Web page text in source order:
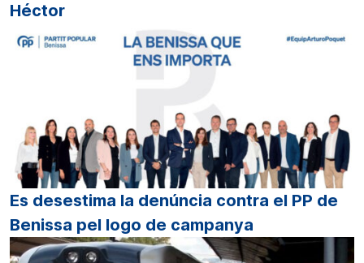
Héctor
Es desestima la denúncia contra el PP de
Benissa pel logo de campanya